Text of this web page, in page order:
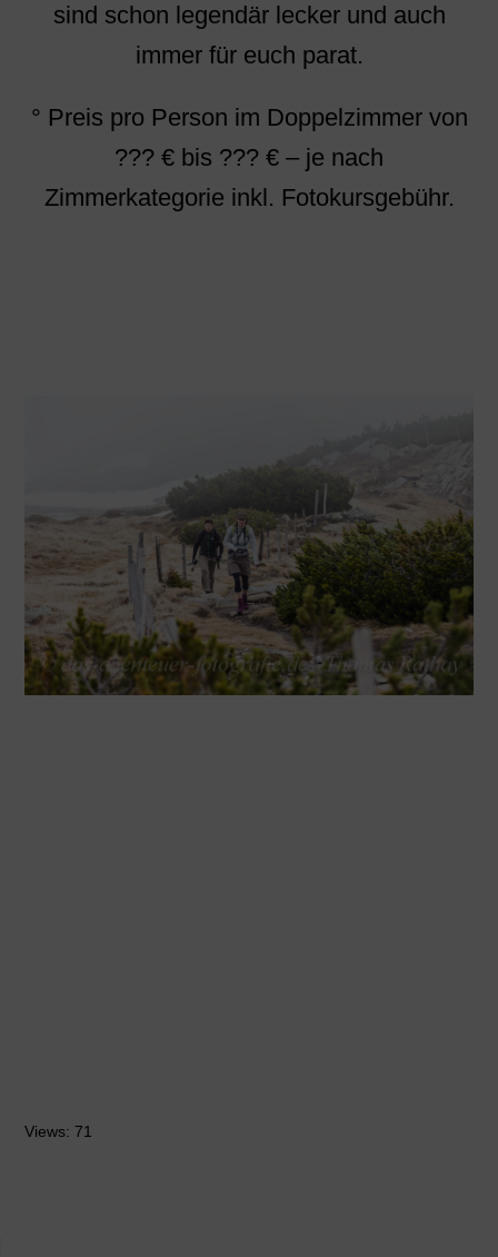
sind schon legendär lecker und auch
immer für euch parat.
° Preis pro Person im Doppelzimmer von
??? € bis ??? € – je nach
Zimmerkategorie inkl. Fotokursgebühr.
Views: 71